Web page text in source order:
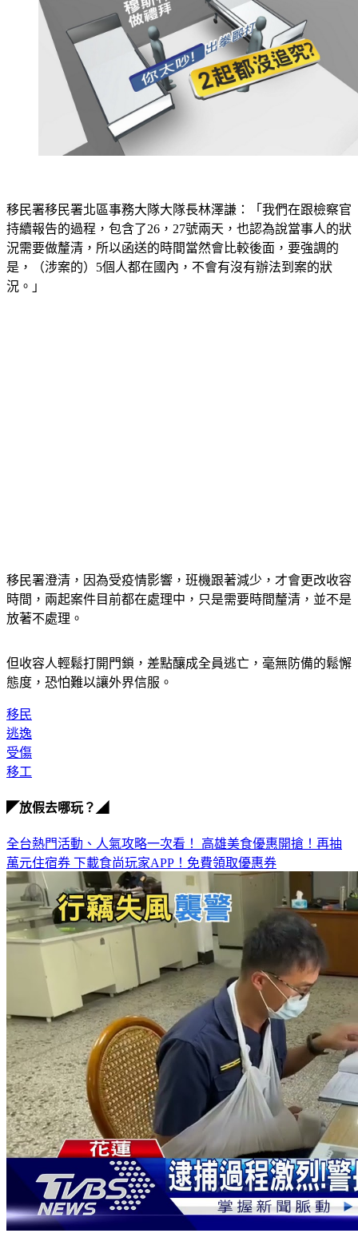
移民署移民署北區事務大隊大隊長林澤謙：「我們在跟檢察官
持續報告的過程，包含了26，27號兩天，也認為說當事人的狀
況需要做釐清，所以函送的時間當然會比較後面，要強調的
是，（涉案的）5個人都在國內，不會有沒有辦法到案的狀
況。」
移民署澄清，因為受疫情影響，班機跟著減少，才會更改收容
時間，兩起案件目前都在處理中，只是需要時間釐清，並不是
放著不處理。
但收容人輕鬆打開門鎖，差點釀成全員逃亡，毫無防備的鬆懈
態度，恐怕難以讓外界信服。
移民
逃逸
受傷
移工
◤放假去哪玩？◢
全台熱門活動、人氣攻略一次看！ 高雄美食優惠開搶！再抽
萬元住宿券 下載食尚玩家APP！免費領取優惠券